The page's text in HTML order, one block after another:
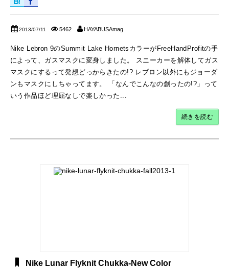
2013/07/11 5462 HAYABUSAmag
Nike Lebron 9のSummit Lake HornetsカラーがFreeHandProfitの手
によって、ガスマスクに変身しました。 スニーカーを解体してガス
マスクにするって発想どっからきたの!? レブロン以外にもジョーダ
ンもマスクにしちゃってます。 「なんでこんなの創ったの!?」って
いう作品ほど理屈なしで楽しかった...
続きを読む
Nike Lunar Flyknit Chukka-New Color